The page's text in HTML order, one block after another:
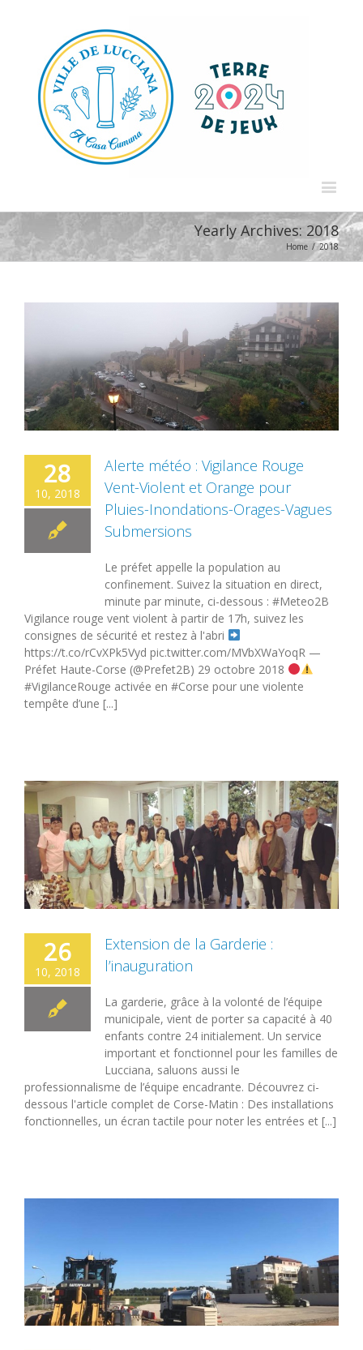
Yearly Archives: 2018
Home / 2018
28
10, 2018
Alerte météo : Vigilance Rouge
Vent-Violent et Orange pour
Pluies-Inondations-Orages-Vagues
Submersions
Le préfet appelle la population au
confinement. Suivez la situation en direct,
minute par minute, ci-dessous : #Meteo2B
Vigilance rouge vent violent à partir de 17h, suivez les
consignes de sécurité et restez à l'abri
https://t.co/rCvXPk5Vyd pic.twitter.com/MVbXWaYoqR —
Préfet Haute-Corse (@Prefet2B) 29 octobre 2018
#VigilanceRouge activée en #Corse pour une violente
tempête d’une [...]
26
10, 2018
Extension de la Garderie :
l’inauguration
La garderie, grâce à la volonté de l’équipe
municipale, vient de porter sa capacité à 40
enfants contre 24 initialement. Un service
important et fonctionnel pour les familles de
Lucciana, saluons aussi le
professionnalisme de l’équipe encadrante. Découvrez ci-
dessous l'article complet de Corse-Matin : Des installations
fonctionnelles, un écran tactile pour noter les entrées et [...]